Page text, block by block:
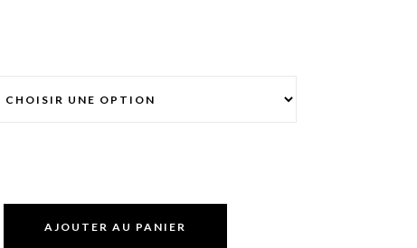
AJOUTER AU PANIER